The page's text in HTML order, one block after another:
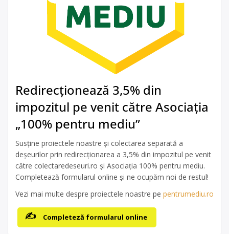
Redirecționează 3,5% din
impozitul pe venit către Asociația
„100% pentru mediu”
Susține proiectele noastre și colectarea separată a
deșeurilor prin redirecționarea a 3,5% din impozitul pe venit
către colectaredeseuri.ro și Asociația 100% pentru mediu.
Completează formularul online și ne ocupăm noi de restul!
Vezi mai multe despre proiectele noastre pe pentrumediu.ro
Completeză formularul online